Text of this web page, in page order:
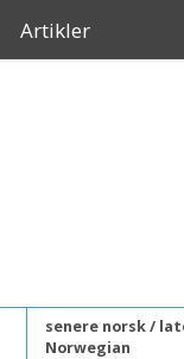
Artikler
senere norsk /
Norwegian